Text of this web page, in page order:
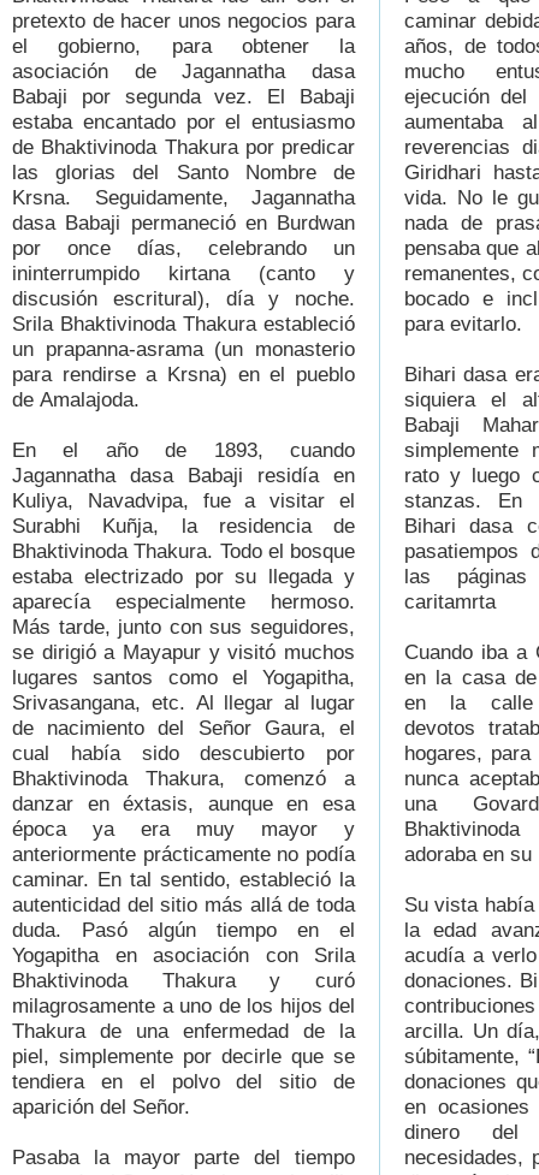
pretexto de hacer unos negocios para
el gobierno, para obtener la
asociación de Jagannatha dasa
Babaji por segunda vez. El Babaji
estaba encantado por el entusiasmo
de Bhaktivinoda Thakura por predicar
las glorias del Santo Nombre de
Krsna. Seguidamente, Jagannatha
dasa Babaji permaneció en Burdwan
por once días, celebrando un
ininterrumpido kirtana (canto y
discusión escritural), día y noche.
Srila Bhaktivinoda Thakura estableció
un prapanna-asrama (un monasterio
para rendirse a Krsna) en el pueblo
de Amalajoda.
En el año de 1893, cuando
Jagannatha dasa Babaji residía en
Kuliya, Navadvipa, fue a visitar el
Surabhi Kuñja, la residencia de
Bhaktivinoda Thakura. Todo el bosque
estaba electrizado por su llegada y
aparecía especialmente hermoso.
Más tarde, junto con sus seguidores,
se dirigió a Mayapur y visitó muchos
lugares santos como el Yogapitha,
Srivasangana, etc. Al llegar al lugar
de nacimiento del Señor Gaura, el
cual había sido descubierto por
Bhaktivinoda Thakura, comenzó a
danzar en éxtasis, aunque en esa
época ya era muy mayor y
anteriormente prácticamente no podía
caminar. En tal sentido, estableció la
autenticidad del sitio más allá de toda
duda. Pasó algún tiempo en el
Yogapitha en asociación con Srila
Bhaktivinoda Thakura y curó
milagrosamente a uno de los hijos del
Thakura de una enfermedad de la
piel, simplemente por decirle que se
tendiera en el polvo del sitio de
aparición del Señor.
Pasaba la mayor parte del tiempo
caminar
años, de
mucho
ejecución del
aumentaba
reverencias
Giridhari
vida. No le
nada de
pensaba que
remanentes,
bocado e
para evitarlo.
Bihari dasa
siquiera el
Babaji
rato y luego
stanzas. En
Bihari dasa
pasatiempos
las
caritamrta
Cuando iba a
en la casa
en la calle
devotos
hogares,
nunca
una
adoraba en
Su vista
la edad
acudía a
donaciones.
arcilla. Un
súbitamente,
donaciones
en
dinero
necesidades,